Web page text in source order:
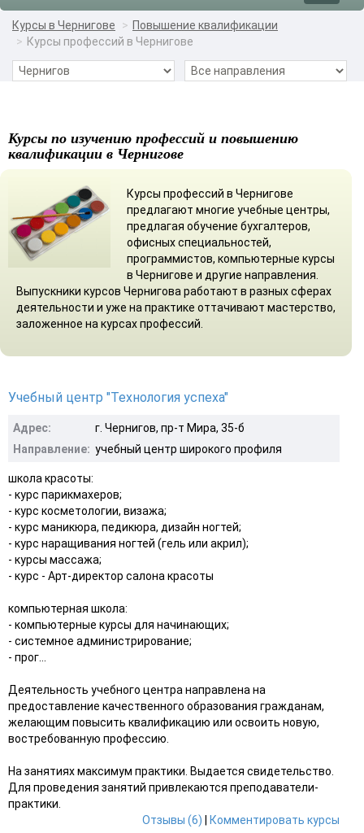
Курсы в Чернигове
Повышение квалификации
Курсы профессий в Чернигове
Курсы по изучению профессий и повышению
квалификации в Чернигове
Курсы профессий в Чернигове
предлагают многие учебные центры,
предлагая обучение бухгалтеров,
офисных специальностей,
программистов, компьютерные курсы
в Чернигове и другие направления.
Выпускники курсов Чернигова работают в разных сферах
деятельности и уже на практике оттачивают мастерство,
заложенное на курсах профессий.
Учебный центр "Технология успеха"
Адрес:
г. Чернигов, пр-т Мира, 35-б
Направление: учебный центр широкого профиля
школа красоты:
- курс парикмахеров;
- курс косметологии, визажа;
- курс маникюра, педикюра, дизайн ногтей;
- курс наращивания ногтей (гель или акрил);
- курсы массажа;
- курс - Арт-директор салона красоты
компьютерная школа:
- компьютерные курсы для начинающих;
- системное администрирование;
- прог...
Деятельность учебного центра направлена на
предоставление качественного образования гражданам,
желающим повысить квалификацию или освоить новую,
востребованную профессию.
На занятиях максимум практики. Выдается свидетельство.
Для проведения занятий привлекаются преподаватели-
практики.
Отзывы (6)
Комментировать курсы